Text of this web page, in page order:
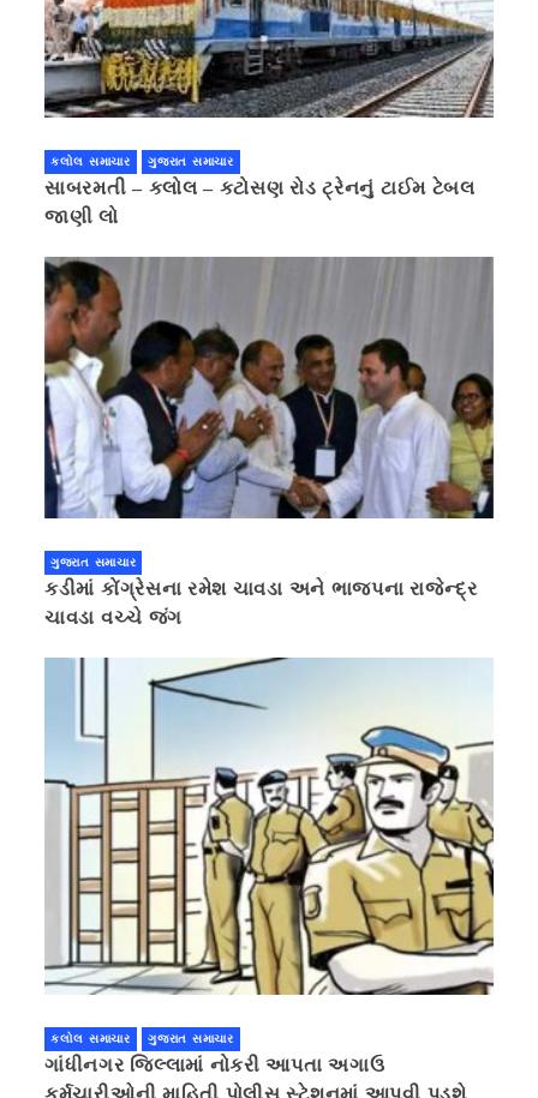
કલોલ સમાચાર ગુજરાત સમાચાર
સાબરમતી – કલોલ – કટોસણ રોડ ટ્રેનનું ટાઈમ ટેબલ
જાણી લો
ગુજરાત સમાચાર
કડીમાં કોંગ્રેસના રમેશ ચાવડા અને ભાજપના રાજેન્દ્ર
ચાવડા વચ્ચે જંગ
કલોલ સમાચાર ગુજરાત સમાચાર
ગાંધીનગર જિલ્લામાં નોકરી આપતા અગાઉ
કર્મચારીઓની માહિતી પોલીસ સ્ટેશનમાં આપવી પડશે